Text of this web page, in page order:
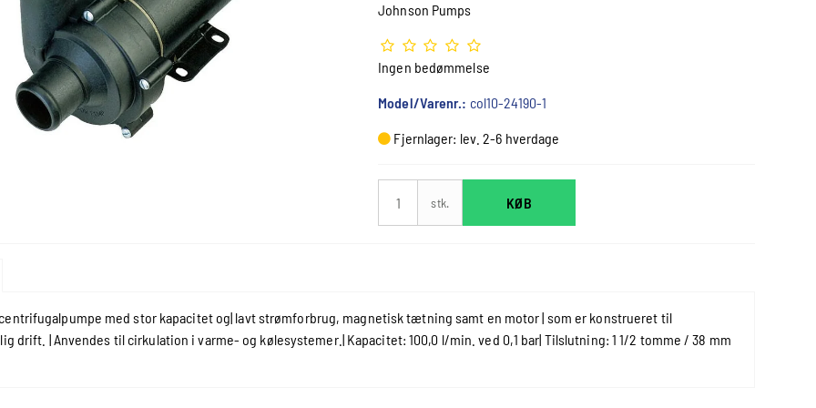
Johnson Pumps
Ingen bedømmelse
Model/Varenr.: col10-24190-1
Fjernlager: lev. 2-6 hverdage
stk. KØB
med stor kapacitet og| lavt strømforbrug, magnetisk tætning samt en motor | som er konstrueret til
drift. | Anvendes til cirkulation i varme- og kølesystemer.| Kapacitet: 100,0 l/min. ved 0,1 bar| Tilslutning: 1 1/2 tomme / 38 mm